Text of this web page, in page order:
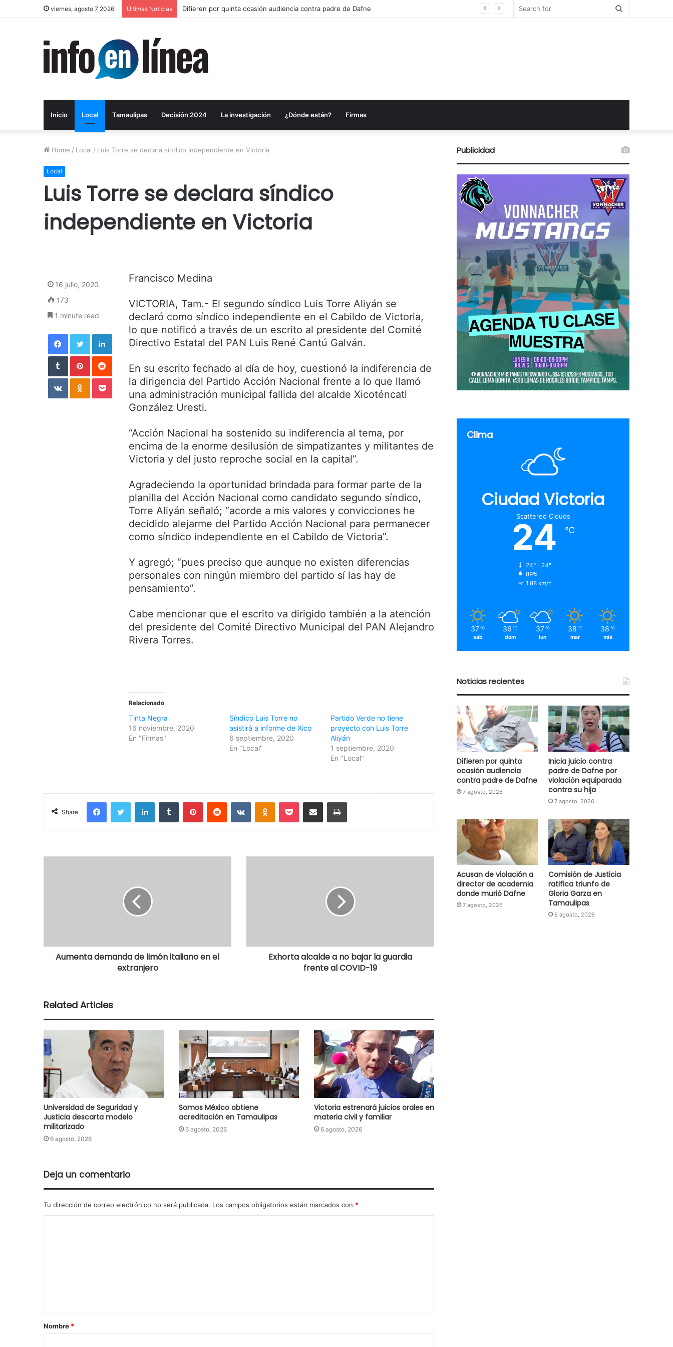
viernes, agosto 7 2026 Últimas Noticias Difieren por quinta ocasión audiencia contra padre de Dafne
Inicio Local Tamaulipas Decisión 2024 La investigación ¿Dónde están? Firmas
Home / Local / Luis Torre se declara síndico independiente en Victoria
Local
Luis Torre se declara síndico
independiente en Victoria
Francisco Medina
VICTORIA, Tam.- El segundo síndico Luis Torre Aliyán se
declaró como síndico independiente en el Cabildo de Victoria,
lo que notificó a través de un escrito al presidente del Comité
Directivo Estatal del PAN Luis René Cantú Galván.
En su escrito fechado al día de hoy, cuestionó la indiferencia de
la dirigencia del Partido Acción Nacional frente a lo que llamó
una administración municipal fallida del alcalde Xicoténcatl
González Uresti.
“Acción Nacional ha sostenido su indiferencia al tema, por
encima de la enorme desilusión de simpatizantes y militantes de
Victoria y del justo reproche social en la capital”.
Agradeciendo la oportunidad brindada para formar parte de la
planilla del Acción Nacional como candidato segundo síndico,
Torre Aliyán señaló; “acorde a mis valores y convicciones he
decidido alejarme del Partido Acción Nacional para permanecer
como síndico independiente en el Cabildo de Victoria”.
Y agregó; “pues preciso que aunque no existen diferencias
personales con ningún miembro del partido sí las hay de
pensamiento”.
Cabe mencionar que el escrito va dirigido también a la atención
del presidente del Comité Directivo Municipal del PAN Alejandro
Rivera Torres.
Relacionado
Tinta Negra
16 noviembre, 2020
En "Firmas"
Síndico Luis Torre no
asistirá a informe de Xico
6 septiembre, 2020
En "Local"
Partido Verde no tiene
proyecto con Luis Torre
Aliyán
1 septiembre, 2020
En "Local"
16 julio, 2020
173
1 minute read
Facebook Twitter LinkedIn
Tumblr Pinterest Reddit
VKontakte Odnoklassniki Pocket
Share
Aumenta demanda de limón italiano en el
extranjero
Exhorta alcalde a no bajar la guardia
frente al COVID-19
Related Articles
Universidad de Seguridad y
Justicia descarta modelo
militarizado
6 agosto, 2026
Somos México obtiene
acreditación en Tamaulipas
6 agosto, 2026
Victoria estrenará juicios orales en
materia civil y familiar
6 agosto, 2026
Deja un comentario
Tu dirección de correo electrónico no será publicada. Los campos obligatorios están marcados con *
Nombre *
Publicidad
Clima
Ciudad Victoria
Scattered Clouds
24 ℃
24º - 24º
89%
1.88 km/h
37 ℃
sáb
36 ℃
dom
37 ℃
lun
38 ℃
mar
38 ℃
mié
Noticias recientes
Difieren por quinta
ocasión audiencia
contra padre de Dafne
7 agosto, 2026
Inicia juicio contra
padre de Dafne por
violación equiparada
contra su hija
7 agosto, 2026
Acusan de violación a
director de academia
donde murió Dafne
7 agosto, 2026
Comisión de Justicia
ratifica triunfo de
Gloria Garza en
Tamaulipas
6 agosto, 2026